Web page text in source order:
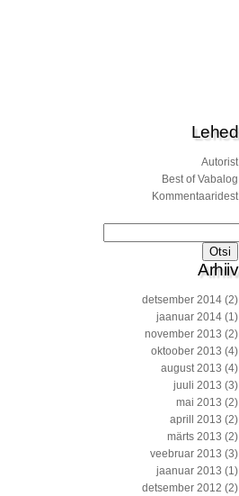
Lehed
Autorist
Best of Vabalog
Kommentaaridest
Arhiiv
detsember 2014 (2)
jaanuar 2014 (1)
november 2013 (2)
oktoober 2013 (4)
august 2013 (4)
juuli 2013 (3)
mai 2013 (2)
aprill 2013 (2)
märts 2013 (2)
veebruar 2013 (3)
jaanuar 2013 (1)
detsember 2012 (2)